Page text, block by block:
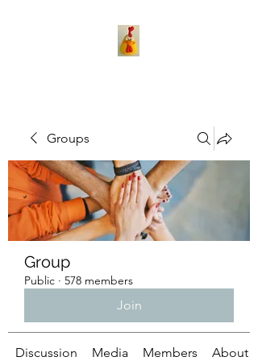
Groups
Group
Public · 578 members
Join
Discussion Media Members About